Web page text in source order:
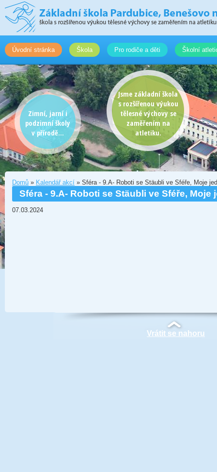
Úvodní stránka Škola Pro rodiče a děti Školní
Zimní, jarní i
podzimní školy
v přírodě...
Jsme základní škola
s rozšířenou výukou
tělesné výchovy se
zaměřením na
atletiku.
Domů » Kalendář akcí » Sféra - 9.A- Roboti se Stäubli ve Sféře, Moje
Sféra - 9.A- Roboti se Stäubli ve Sféře, Moje
07.03.2024
Vrátit se nahoru